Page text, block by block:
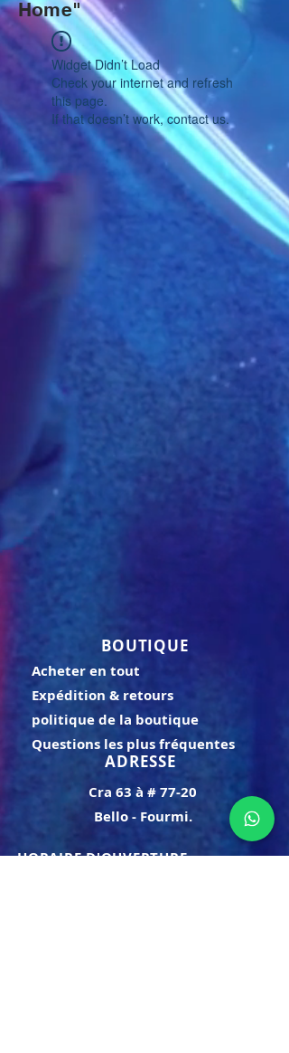
Home"
Widget Didn’t Load
Check your internet and refresh
this page.
If that doesn’t work, contact us.
BOUTIQUE
Acheter en tout
Expédition & retours
politique de la boutique
Questions les plus fréquentes
ADRESSE
Cra 63 à # 77-20
Bello - Fourmi.
HORAIRE D'OUVERTURE